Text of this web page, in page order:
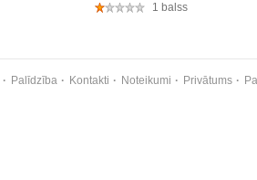
1 balss
Palīdzība Kontakti Noteikumi Privātums